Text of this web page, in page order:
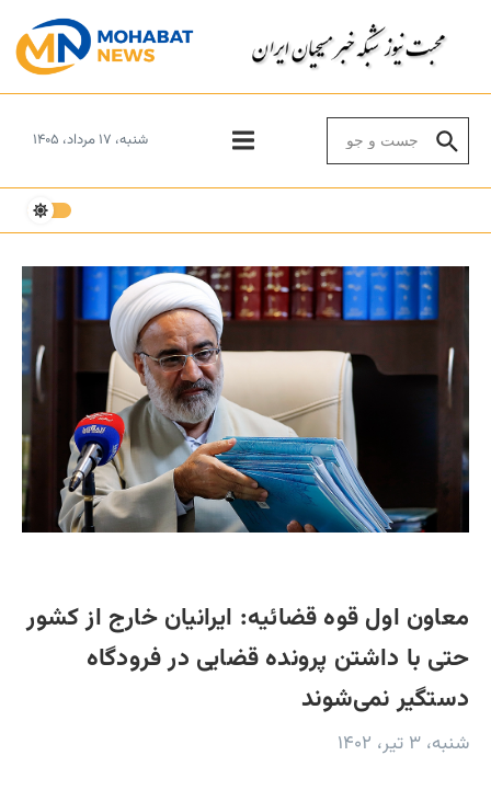
شنبه، ۱۷ مرداد، ۱۴۰۵
معاون اول قوه قضائیه: ایرانیان خارج از کشور
حتی با داشتن پرونده قضایی در فرودگاه
دستگیر نمی‌شوند
شنبه، ۳ تیر، ۱۴۰۲